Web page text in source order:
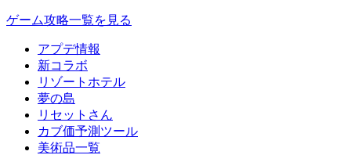
ゲーム攻略一覧を見る
アプデ情報
新コラボ
リゾートホテル
夢の島
リセットさん
カブ価予測ツール
美術品一覧